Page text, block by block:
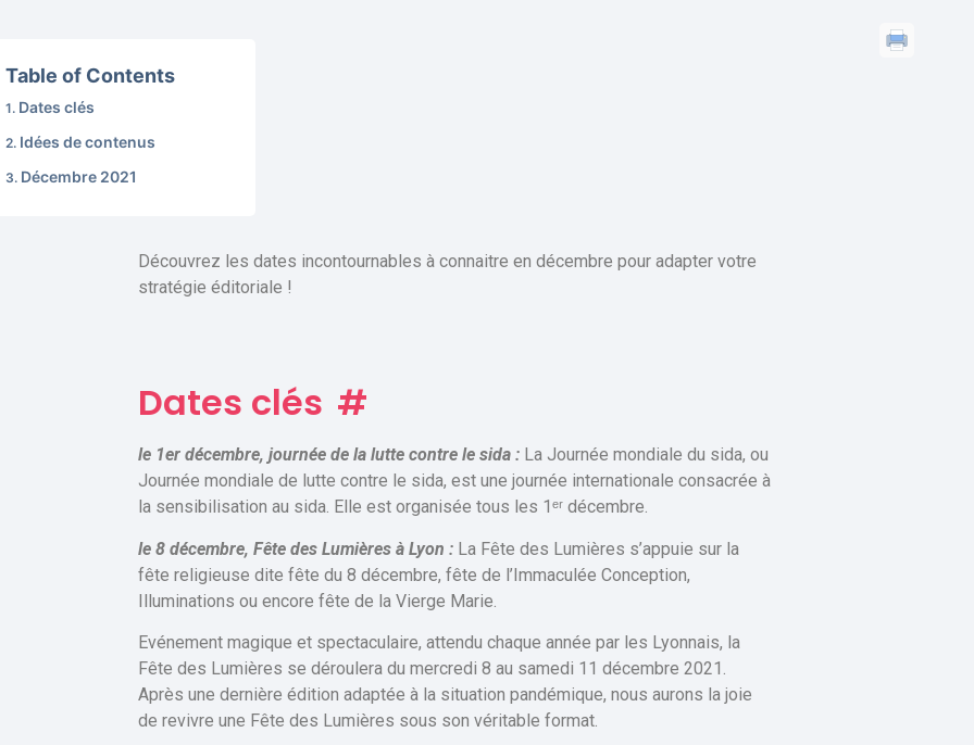
Table of Contents
Dates clés
Idées de contenus
Décembre 2021
Découvrez les dates incontournables à connaitre en décembre pour adapter votre
stratégie éditoriale !
Dates clés #
le 1er décembre, journée de la lutte contre le sida :La Journée mondiale du sida, ou
Journée mondiale de lutte contre le sida, est une journée internationale consacrée à
la sensibilisation au sida. Elle est organisée tous les 1ᵉʳ décembre.
le 8 décembre, Fête des Lumières à Lyon :La Fête des Lumières s’appuie sur la
fête religieuse dite fête du 8 décembre, fête de l’Immaculée Conception,
Illuminations ou encore fête de la Vierge Marie.
Evénement magique et spectaculaire, attendu chaque année par les Lyonnais, la
Fête des Lumières se déroulera du mercredi 8 au samedi 11 décembre 2021.
Après une dernière édition adaptée à la situation pandémique, nous aurons la joie
de revivre une Fête des Lumières sous son véritable format.